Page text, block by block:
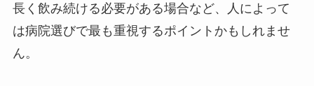
長く飲み続ける必要がある場合など、人によって
は病院選びで最も重視するポイントかもしれませ
ん。